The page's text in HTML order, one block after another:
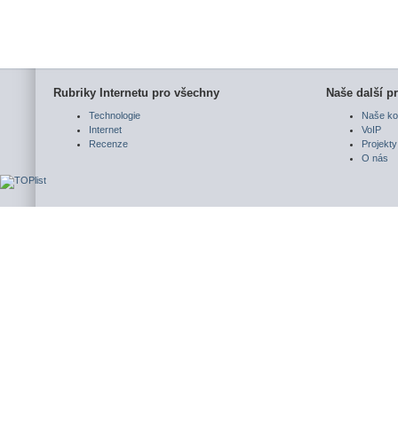
Rubriky Internetu pro všechny
Technologie
Internet
Recenze
Naše další
Naše
VoIP
Projekty
O nás